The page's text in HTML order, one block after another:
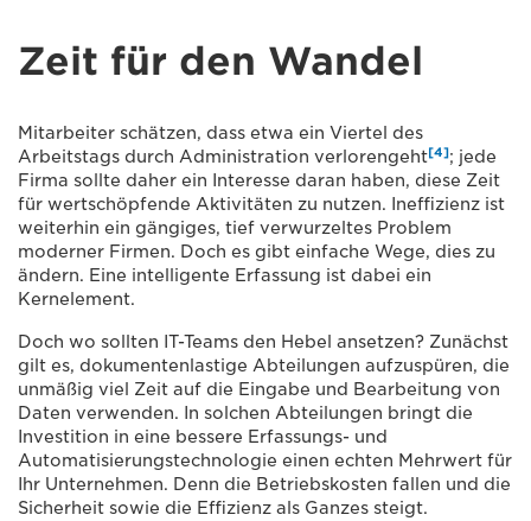
Zeit für den Wandel
Mitarbeiter schätzen, dass etwa ein Viertel des
Arbeitstags durch Administration verlorengeht[4]; jede
Firma sollte daher ein Interesse daran haben, diese Zeit
für wertschöpfende Aktivitäten zu nutzen. Ineffizienz ist
weiterhin ein gängiges, tief verwurzeltes Problem
moderner Firmen. Doch es gibt einfache Wege, dies zu
ändern. Eine intelligente Erfassung ist dabei ein
Kernelement.
Doch wo sollten IT-Teams den Hebel ansetzen? Zunächst
gilt es, dokumentenlastige Abteilungen aufzuspüren, die
unmäßig viel Zeit auf die Eingabe und Bearbeitung von
Daten verwenden. In solchen Abteilungen bringt die
Investition in eine bessere Erfassungs- und
Automatisierungstechnologie einen echten Mehrwert für
Ihr Unternehmen. Denn die Betriebskosten fallen und die
Sicherheit sowie die Effizienz als Ganzes steigt.